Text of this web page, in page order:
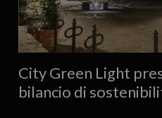
City Green Light
bilancio di